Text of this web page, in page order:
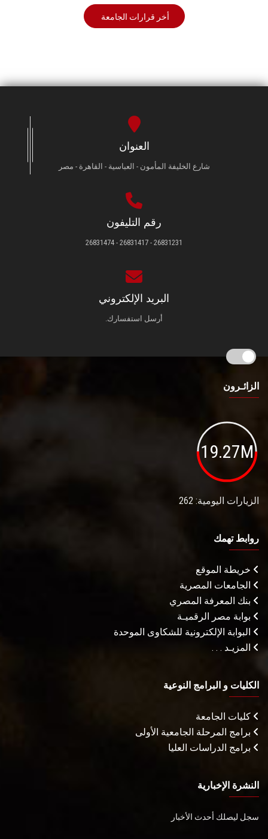
أخر قرارات الجامعة
العنوان
شارع الخليفة المأمون - العباسية - القاهرة - مصر
رقم التليفون
26831231 - 26831417 - 26831474
البريد الإلكتروني
أرسل استفسارك.
الزائـرون
19.27M
الزيارات اليومية: 262
روابط تهمك
خريطة الموقع
الجامعات المصرية
بنك المعرفة المصري
بوابة مصر الرقميـة
البوابة الإلكترونية للشكاوى الموحدة
المزيـد . . .
الكليات و البرامج النوعية
كليات الجامعة
برامج المرحلة الجامعية الأولى
برامج الدراسات العليا
النشرة الإخبارية
سجل ليصلك أحدث الأخبار